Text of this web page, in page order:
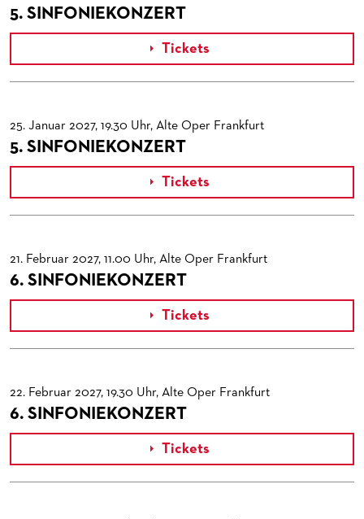
5. SINFONIEKONZERT
 Tickets
25. Januar 2027, 19.30 Uhr, Alte Oper Frankfurt
5. SINFONIEKONZERT
 Tickets
21. Februar 2027, 11.00 Uhr, Alte Oper Frankfurt
6. SINFONIEKONZERT
 Tickets
22. Februar 2027, 19.30 Uhr, Alte Oper Frankfurt
6. SINFONIEKONZERT
 Tickets